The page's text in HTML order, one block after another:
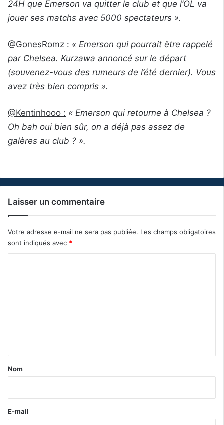
24H que Emerson va quitter le club et que l’OL va
jouer ses matchs avec 5000 spectateurs ».
@GonesRomz : « Emerson qui pourrait être rappelé
par Chelsea. Kurzawa annoncé sur le départ
(souvenez-vous des rumeurs de l’été dernier). Vous
avez très bien compris ».
@Kentinhooo : « Emerson qui retourne à Chelsea ?
Oh bah oui bien sûr, on a déjà pas assez de
galères au club ? ».
Laisser un commentaire
Votre adresse e-mail ne sera pas publiée. Les champs obligatoires
sont indiqués avec *
a
e
Nom
E-mail